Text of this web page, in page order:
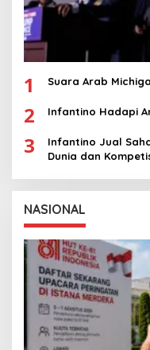
1 Suara Arab
2 Infantino Hadapi
3
Infantino Jual
Dunia dan
NASIONAL